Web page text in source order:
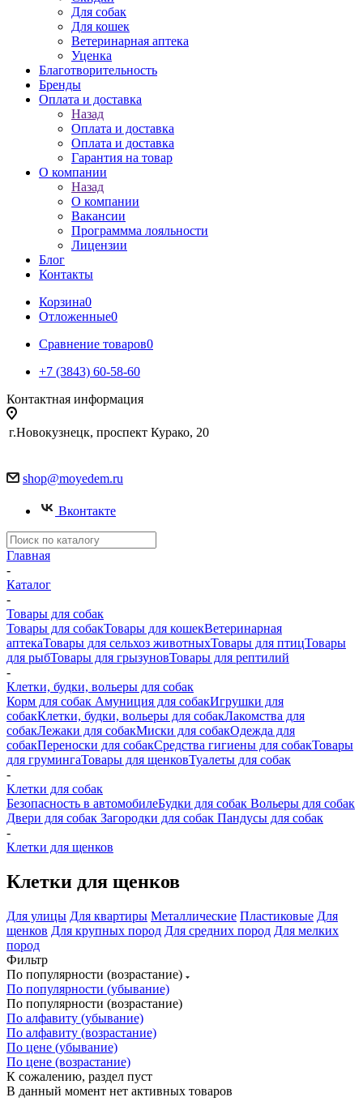
Для собак
Для кошек
Ветеринарная аптека
Уценка
Благотворительность
Бренды
Оплата и доставка
Назад
Оплата и доставка
Оплата и доставка
Гарантия на товар
О компании
Назад
О компании
Вакансии
Программма лояльности
Лицензии
Блог
Контакты
Корзина0
Отложенные0
Сравнение товаров0
+7 (3843) 60-58-60
Контактная информация
г.Новокузнецк, проспект Курако, 20
shop@moyedem.ru
Вконтакте
Главная
-
Каталог
-
Товары для собак
Товары для собакТовары для кошекВетеринарная
аптекаТовары для сельхоз животныхТовары для птицТовары
для рыбТовары для грызуновТовары для рептилий
-
Клетки, будки, вольеры для собак
Корм для собак Амуниция для собакИгрушки для
собакКлетки, будки, вольеры для собакЛакомства для
собакЛежаки для собакМиски для собакОдежда для
собакПереноски для собакСредства гигиены для собакТовары
для грумингаТовары для щенковТуалеты для собак
-
Клетки для собак
Безопасность в автомобилеБудки для собак Вольеры для собак
Двери для собак Загородки для собак Пандусы для собак
-
Клетки для щенков
Клетки для щенков
Для улицы Для квартиры Металлические Пластиковые Для
щенков Для крупных пород Для средних пород Для мелких
пород
Фильтр
По популярности (возрастание)
По популярности (убывание)
По популярности (возрастание)
По алфавиту (убывание)
По алфавиту (возрастание)
По цене (убывание)
По цене (возрастание)
К сожалению, раздел пуст
В данный момент нет активных товаров